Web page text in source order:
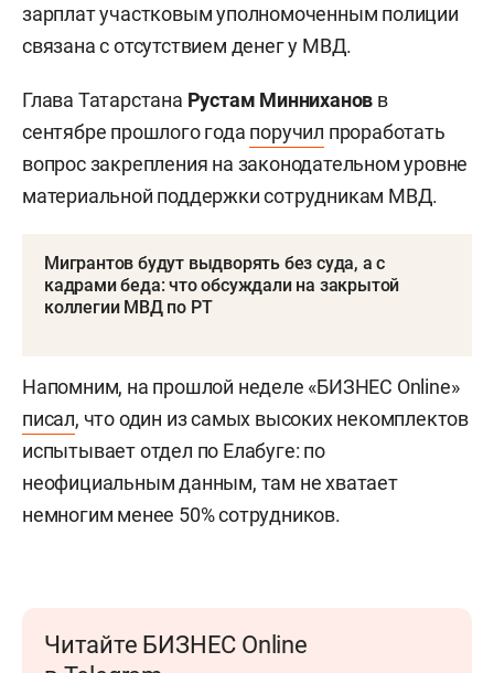
зарплат участковым уполномоченным полиции
связана с отсутствием денег у МВД.
Глава Татарстана Рустам Минниханов в
сентябре прошлого года поручил проработать
вопрос закрепления на законодательном уровне
материальной поддержки сотрудникам МВД.
Мигрантов будут выдворять без суда, а с
кадрами беда: что обсуждали на закрытой
коллегии МВД по РТ
Напомним, на прошлой неделе «БИЗНЕС Online»
писал, что один из самых высоких некомплектов
испытывает отдел по Елабуге: по
неофициальным данным, там не хватает
немногим менее 50% сотрудников.
Читайте БИЗНЕС Online